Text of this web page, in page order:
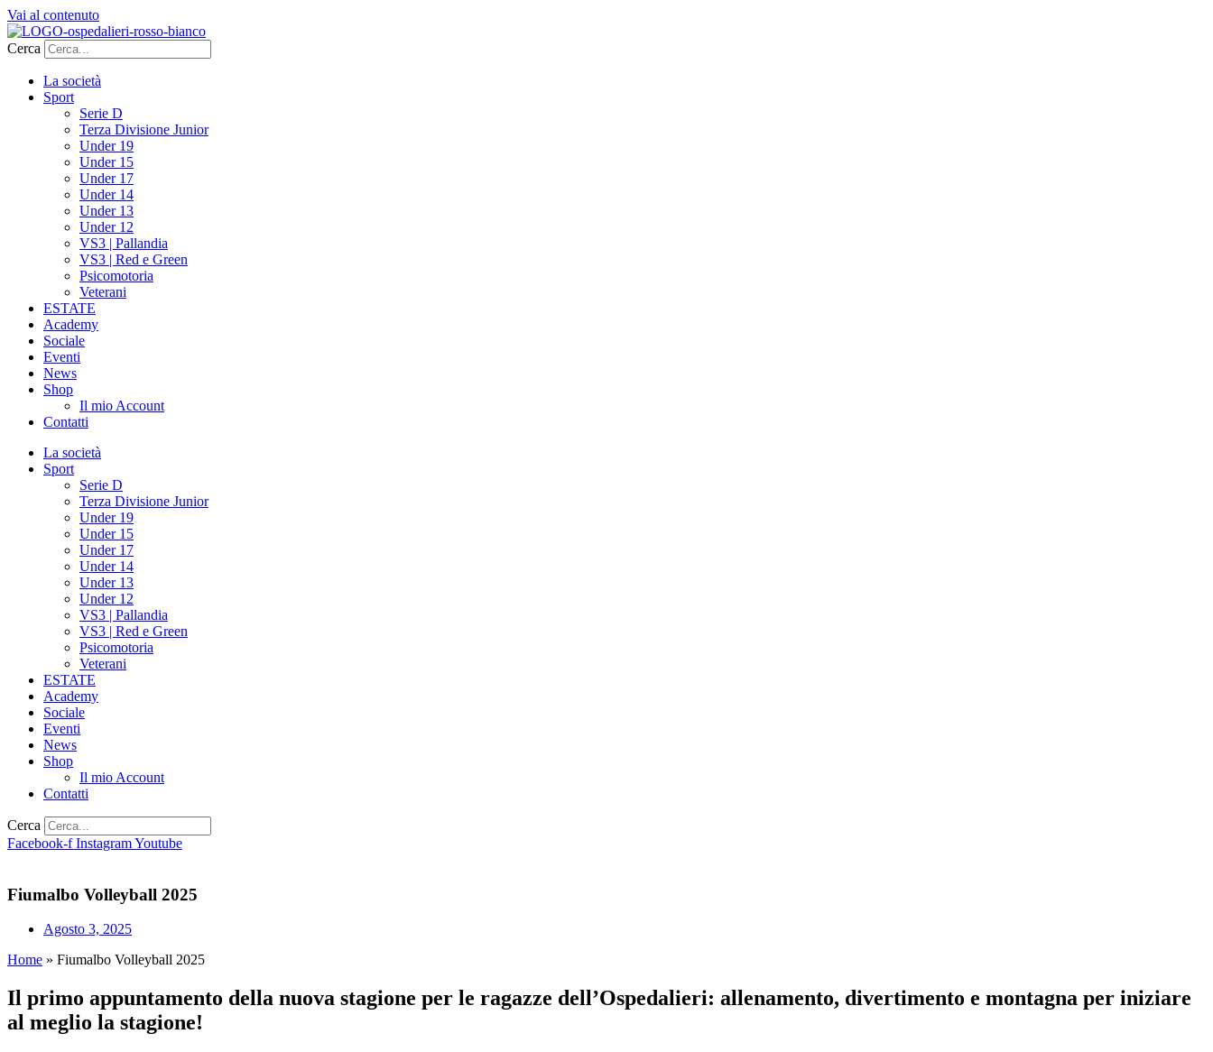
Vai al contenuto
Cerca
La società
Sport
Serie D
Terza Divisione Junior
Under 19
Under 15
Under 17
Under 14
Under 13
Under 12
VS3 | Pallandia
VS3 | Red e Green
Psicomotoria
Veterani
ESTATE
Academy
Sociale
Eventi
News
Shop
Il mio Account
Contatti
La società
Sport
Serie D
Terza Divisione Junior
Under 19
Under 15
Under 17
Under 14
Under 13
Under 12
VS3 | Pallandia
VS3 | Red e Green
Psicomotoria
Veterani
ESTATE
Academy
Sociale
Eventi
News
Shop
Il mio Account
Contatti
Cerca
Facebook-f InstagramYoutube
Fiumalbo Volleyball 2025
Agosto 3, 2025
Home » Fiumalbo Volleyball 2025
Il primo appuntamento della nuova stagione per le ragazze dell’Ospedalieri: allenamento, divertimento e montagna per iniziare
al meglio la stagione!